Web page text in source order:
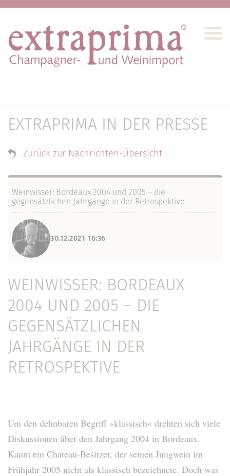
EXTRAPRIMA IN DER PRESSE
Zurück zur Nachrichten-Übersicht
Weinwisser: Bordeaux 2004 und 2005 – die
gegensätzlichen Jahrgänge in der Retrospektive
30.12.2021 16:36
WEINWISSER: BORDEAUX
2004 UND 2005 – DIE
GEGENSÄTZLICHEN
JAHRGÄNGE IN DER
RETROSPEKTIVE
Um den dehnbaren Begriff »klassisch« drehten sich viele
Diskussionen über den Jahrgang 2004 in Bordeaux.
Kaum ein Chateau-Besitzer, der seinen Jungwein im
Frühjahr 2005 nicht als klassisch bezeichnete. Doch was